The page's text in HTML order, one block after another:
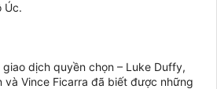
Úc.
dịch quyền chọn – Luke Duffy,
và Vince Ficarra đã biết được những